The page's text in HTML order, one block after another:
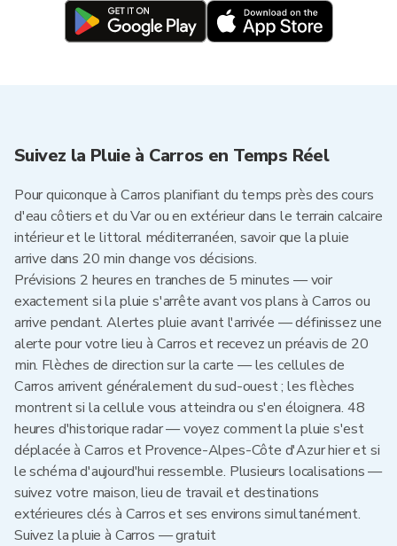
Suivez la Pluie à Carros en Temps Réel
Pour quiconque à Carros planifiant du temps près des cours
d'eau côtiers et du Var ou en extérieur dans le terrain calcaire
intérieur et le littoral méditerranéen, savoir que la pluie
arrive dans 20 min change vos décisions.
Prévisions 2 heures en tranches de 5 minutes — voir
exactement si la pluie s'arrête avant vos plans à Carros ou
arrive pendant. Alertes pluie avant l'arrivée — définissez une
alerte pour votre lieu à Carros et recevez un préavis de 20
min. Flèches de direction sur la carte — les cellules de
Carros arrivent généralement du sud-ouest ; les flèches
montrent si la cellule vous atteindra ou s'en éloignera. 48
heures d'historique radar — voyez comment la pluie s'est
déplacée à Carros et Provence-Alpes-Côte d'Azur hier et si
le schéma d'aujourd'hui ressemble. Plusieurs localisations —
suivez votre maison, lieu de travail et destinations
extérieures clés à Carros et ses environs simultanément.
Suivez la pluie à Carros — gratuit